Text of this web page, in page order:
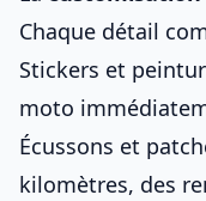
Chaque détail
Stickers et
moto
Écussons et
kilomètres, des